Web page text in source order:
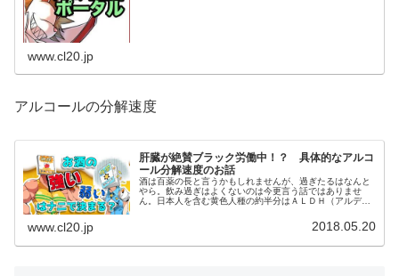
www.cl20.jp
アルコールの分解速度
肝臓が絶賛ブラック労働中！？ 具体的なアルコ
ール分解速度のお話
酒は百薬の長と言うかもしれませんが、過ぎたるはなんと
やら。飲み過ぎはよくないのは今更言う話ではありませ
ん。日本人を含む黄色人種の約半分はＡＬＤＨ（アルデヒ
www.cl20.jp 2018.05.20